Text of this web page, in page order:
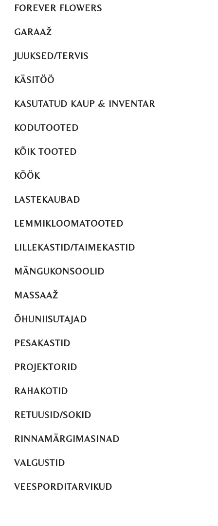
FOREVER FLOWERS
GARAAŽ
JUUKSED/TERVIS
KÄSITÖÖ
KASUTATUD KAUP & INVENTAR
KODUTOOTED
KÕIK TOOTED
KÖÖK
LASTEKAUBAD
LEMMIKLOOMATOOTED
LILLEKASTID/TAIMEKASTID
MÄNGUKONSOOLID
MASSAAŽ
ÕHUNIISUTAJAD
PESAKASTID
PROJEKTORID
RAHAKOTID
RETUUSID/SOKID
RINNAMÄRGIMASINAD
VALGUSTID
VEESPORDITARVIKUD